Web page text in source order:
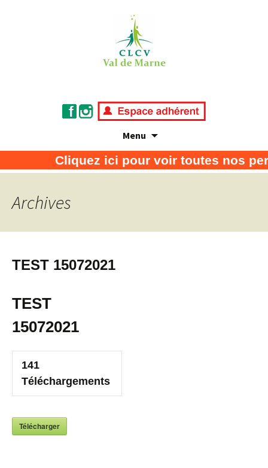
Menu
CLCV Val de Marne
Association de défense des consommateurs
et usagers
Cliquez ici pour voir toutes nos
Archives
TEST 15072021
TEST
15072021
141
Téléchargements
Télécharger